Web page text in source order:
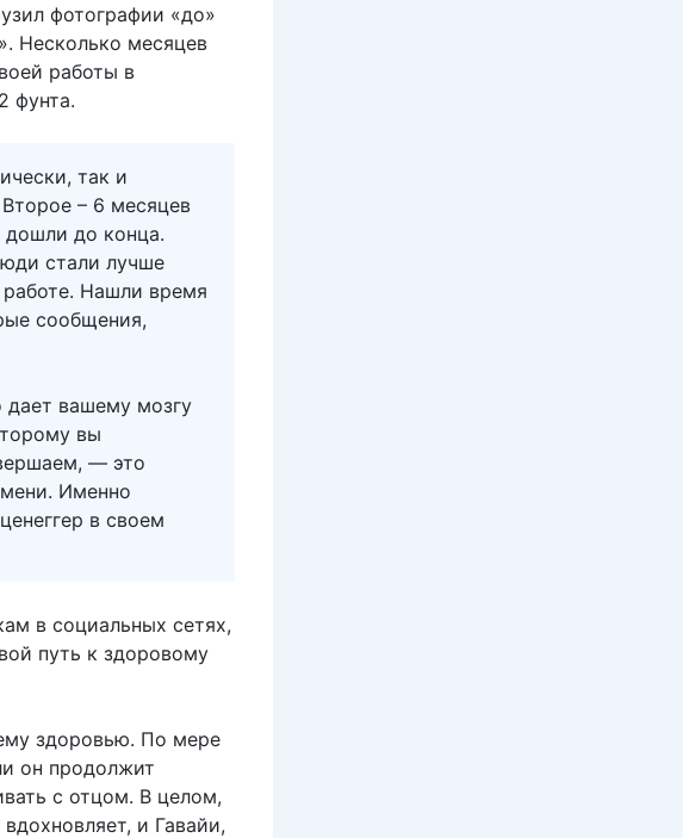
фотографии «до»
Несколько месяцев
работы в
фунта.
так и
– 6 месяцев
дошли до конца.
стали лучше
работе. Нашли время
сообщения,
дает вашему мозгу
вы
— это
Именно
в своем
в социальных сетях,
путь к здоровому
здоровью. По мере
он продолжит
с отцом. В целом,
и Гавайи,